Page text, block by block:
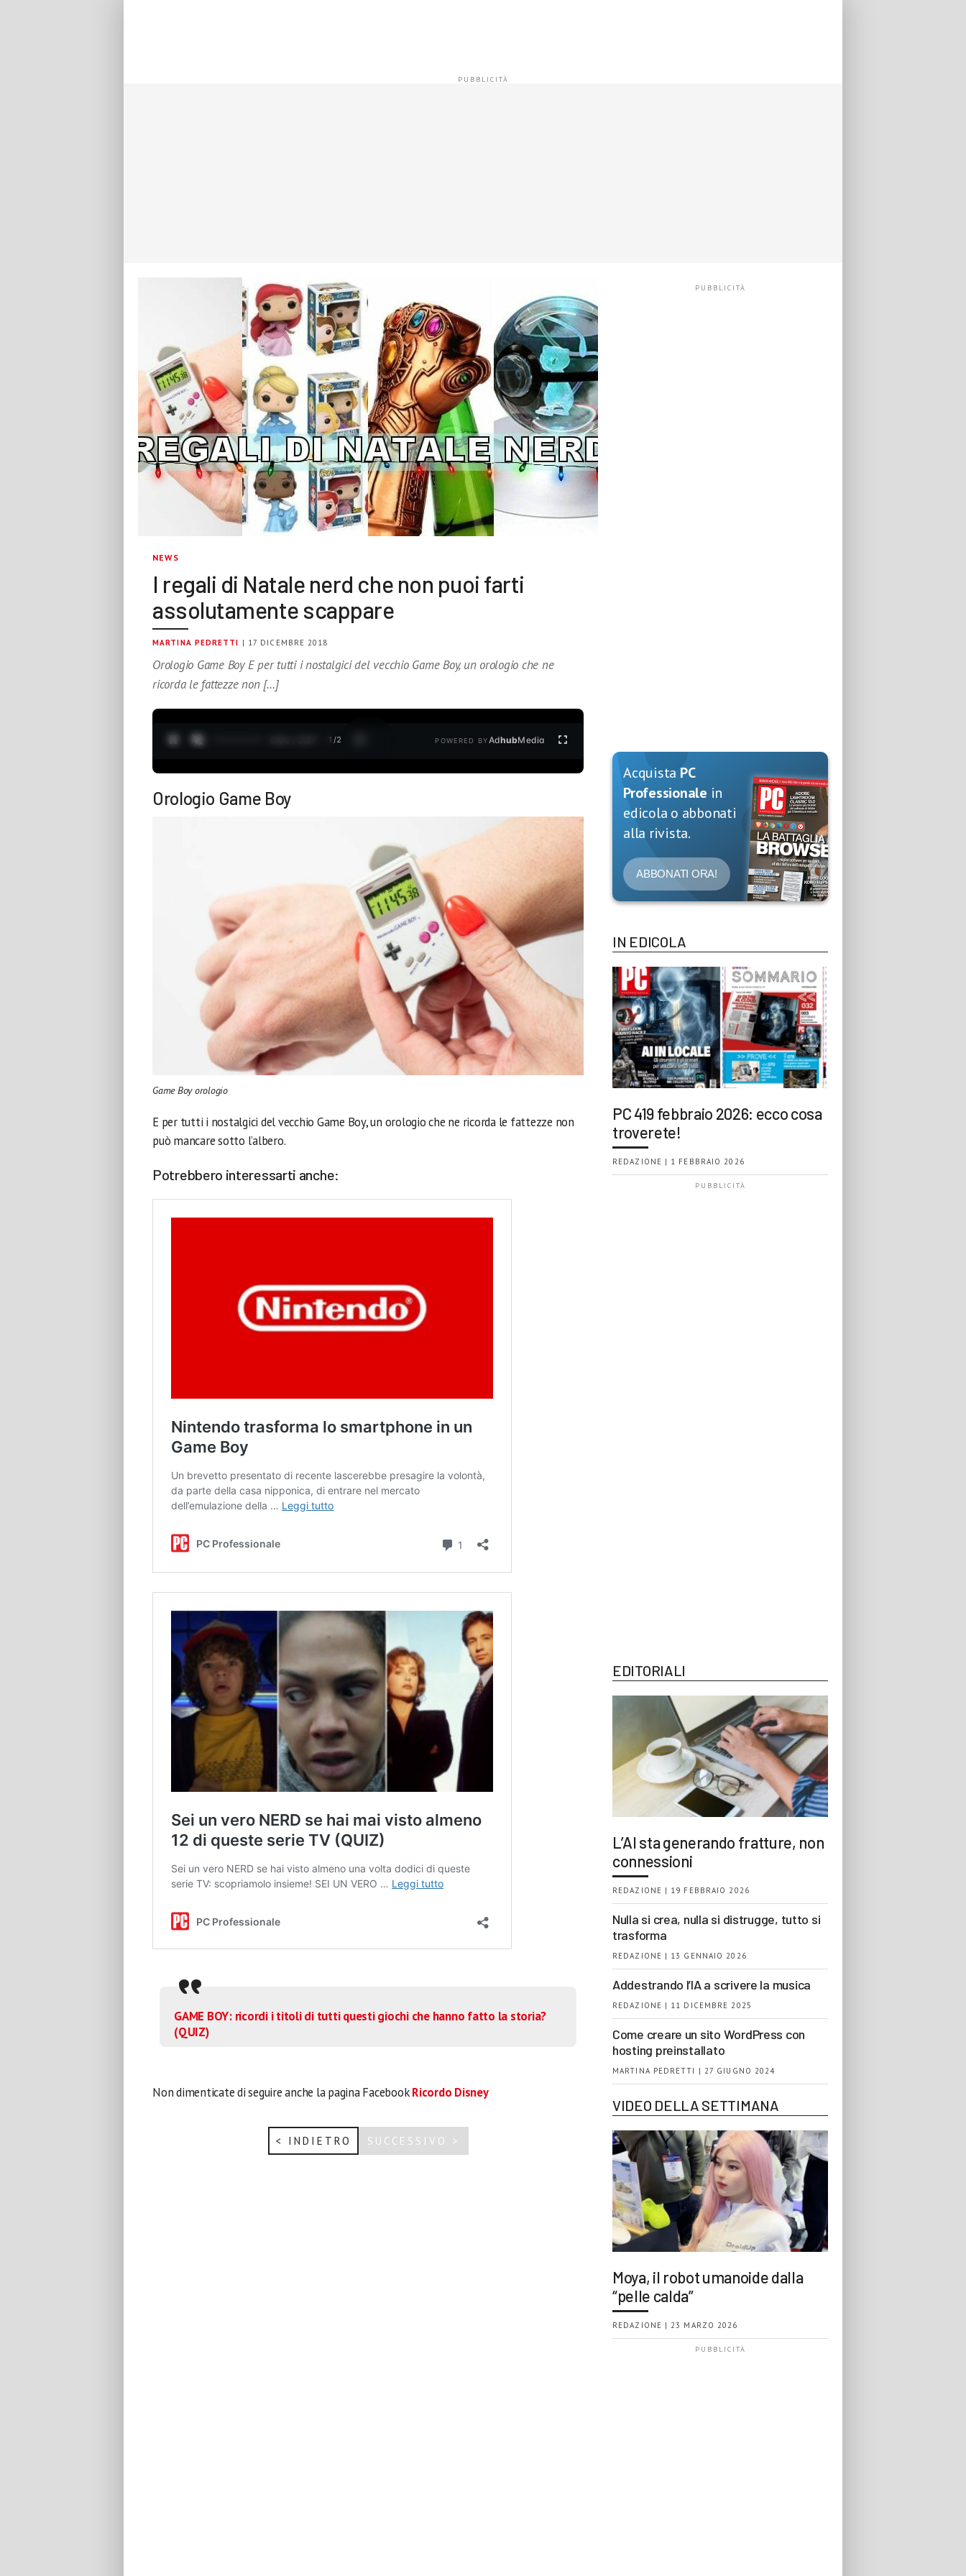
NEWS
I regali di Natale nerd che non puoi farti
assolutamente scappare
MARTINA PEDRETTI | 17 DICEMBRE 2018
Orologio Game Boy E per tutti i nostalgici del vecchio Game Boy, un orologio che ne
ricorda le fattezze non […]
1 /2 POWERED BYAdhubMedia
Orologio Game Boy
Game Boy orologio
E per tutti i nostalgici del vecchio Game Boy, un orologio che ne ricorda le fattezze non
può mancare sotto l’albero.
Potrebbero interessarti anche:
GAME BOY: ricordi i titoli di tutti questi giochi che hanno fatto la storia?
(QUIZ)
Non dimenticate di seguire anche la pagina FacebookRicordo Disney
< INDIETRO SUCCESSIVO >
Acquista PC
Professionale in
edicola o abbonati
alla rivista.
ABBONATI ORA!
IN EDICOLA
PC 419 febbraio 2026: ecco cosa
troverete!
REDAZIONE | 1 FEBBRAIO 2026
EDITORIALI
L’AI sta generando fratture, non
connessioni
REDAZIONE | 19 FEBBRAIO 2026
Nulla si crea, nulla si distrugge, tutto si
trasforma
REDAZIONE | 13 GENNAIO 2026
Addestrando l’IA a scrivere la musica
REDAZIONE | 11 DICEMBRE 2025
Come creare un sito WordPress con
hosting preinstallato
MARTINA PEDRETTI | 27 GIUGNO 2024
VIDEO DELLA SETTIMANA
Moya, il robot umanoide dalla
“pelle calda”
REDAZIONE | 23 MARZO 2026